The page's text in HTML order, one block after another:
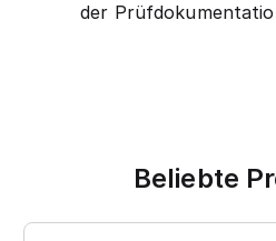
der
Beliebte